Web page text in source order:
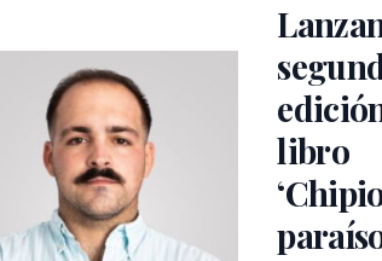
libro